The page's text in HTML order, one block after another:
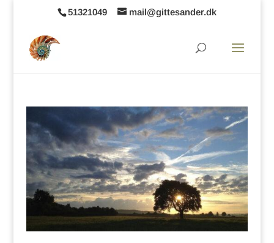
51321049 mail@gittesander.dk